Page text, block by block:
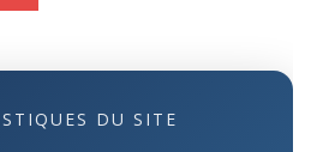
DU SITE